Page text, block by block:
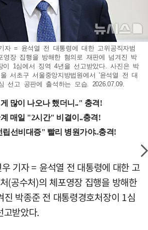
자 = 윤석열 전 대통령에 대한 고위공직자범
영장 집행을 방해한 혐의로 재판에 넘겨진 박
이 1심에서 징역 4년을 선고받았다. 사진은 박
서초구 서울중앙지방법원에서 '윤석열 전 대
선고 공판에 출석하는 모습. 2026.07.09.
기자 = 윤석열 전 대통령에 대한 고
(공수처)의 체포영장 집행을 방해한
진 박종준 전 대통령경호처장이 1심
고받았다.